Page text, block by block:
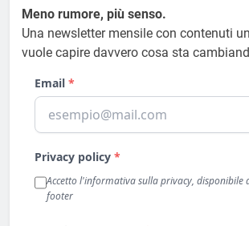
Meno rumore, più senso.
Una newsletter mensile con contenuti
vuole capire davvero cosa sta